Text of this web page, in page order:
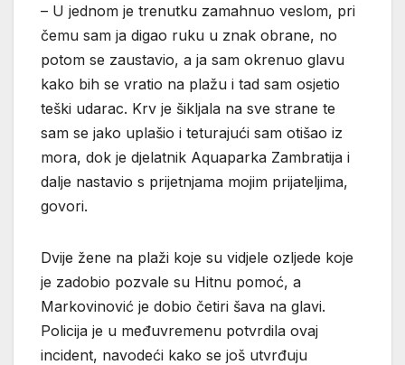
– U jednom je trenutku zamahnuo veslom, pri
čemu sam ja digao ruku u znak obrane, no
potom se zaustavio, a ja sam okrenuo glavu
kako bih se vratio na plažu i tad sam osjetio
teški udarac. Krv je šikljala na sve strane te
sam se jako uplašio i teturajući sam otišao iz
mora, dok je djelatnik Aquaparka Zambratija i
dalje nastavio s prijetnjama mojim prijateljima,
govori.
Dvije žene na plaži koje su vidjele ozljede koje
je zadobio pozvale su Hitnu pomoć, a
Markovinović je dobio četiri šava na glavi.
Policija je u međuvremenu potvrdila ovaj
incident, navodeći kako se još utvrđuju